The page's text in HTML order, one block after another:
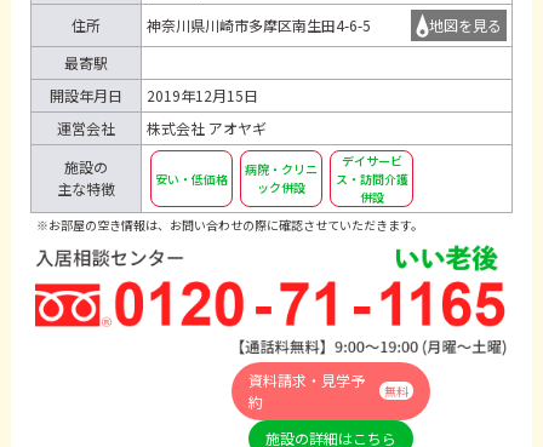
住所
神奈川県川崎市多摩区南生田4-6-5
地図を見る
最寄駅
開設年月日
2019年12月15日
運営会社
株式会社 アオヤギ
施設の
主な特徴
安い・低価格
病院・クリニ
ック併設
デイサービ
ス・訪問介護
併設
※お部屋の空き情報は、お問い合わせの際に確認させていただきます。
資料請求・見学予
約
無料
施設の詳細はこちら